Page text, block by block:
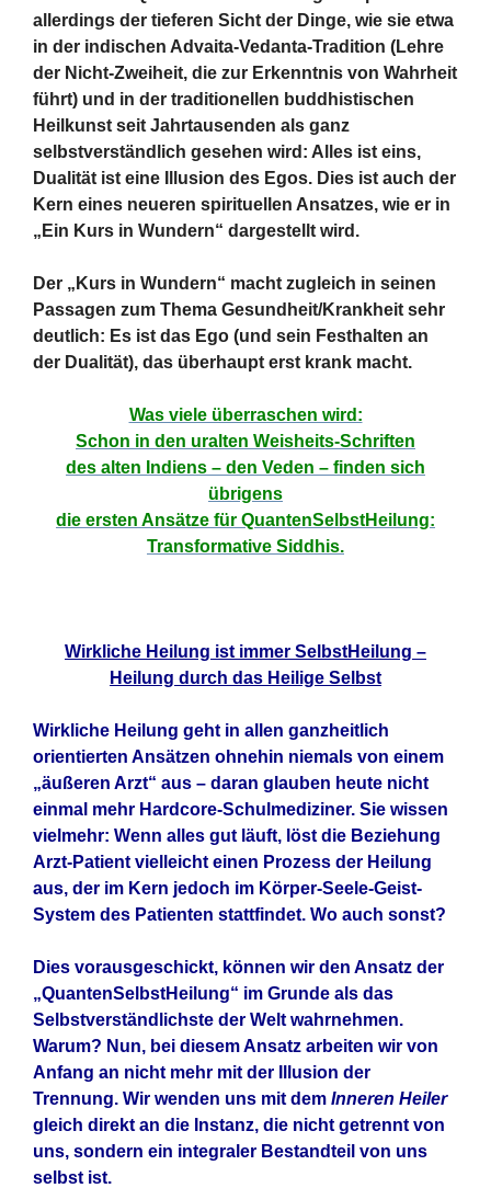
allerdings der tieferen Sicht der Dinge, wie sie etwa
in der indischen Advaita-Vedanta-Tradition (Lehre
der Nicht-Zweiheit, die zur Erkenntnis von Wahrheit
führt) und in der traditionellen buddhistischen
Heilkunst seit Jahrtausenden als ganz
selbstverständlich gesehen wird: Alles ist eins,
Dualität ist eine Illusion des Egos. Dies ist auch der
Kern eines neueren spirituellen Ansatzes, wie er in
„Ein Kurs in Wundern“ dargestellt wird.
Der „Kurs in Wundern“ macht zugleich in seinen
Passagen zum Thema Gesundheit/Krankheit sehr
deutlich: Es ist das Ego (und sein Festhalten an
der Dualität), das überhaupt erst krank macht.
Was viele überraschen wird:
Schon in den uralten Weisheits-Schriften
des alten Indiens – den Veden – finden sich
übrigens
die ersten Ansätze für QuantenSelbstHeilung:
Transformative Siddhis.
Wirkliche Heilung ist immer SelbstHeilung –
Heilung durch das Heilige Selbst
Wirkliche Heilung geht in allen ganzheitlich
orientierten Ansätzen ohnehin niemals von einem
„äußeren Arzt“ aus – daran glauben heute nicht
einmal mehr Hardcore-Schulmediziner. Sie wissen
vielmehr: Wenn alles gut läuft, löst die Beziehung
Arzt-Patient vielleicht einen Prozess der Heilung
aus, der im Kern jedoch im Körper-Seele-Geist-
System des Patienten stattfindet. Wo auch sonst?
Dies vorausgeschickt, können wir den Ansatz der
„QuantenSelbstHeilung“ im Grunde als das
Selbstverständlichste der Welt wahrnehmen.
Warum? Nun, bei diesem Ansatz arbeiten wir von
Anfang an nicht mehr mit der Illusion der
Trennung. Wir wenden uns mit dem Inneren Heiler
gleich direkt an die Instanz, die nicht getrennt von
uns, sondern ein integraler Bestandteil von uns
selbst ist.